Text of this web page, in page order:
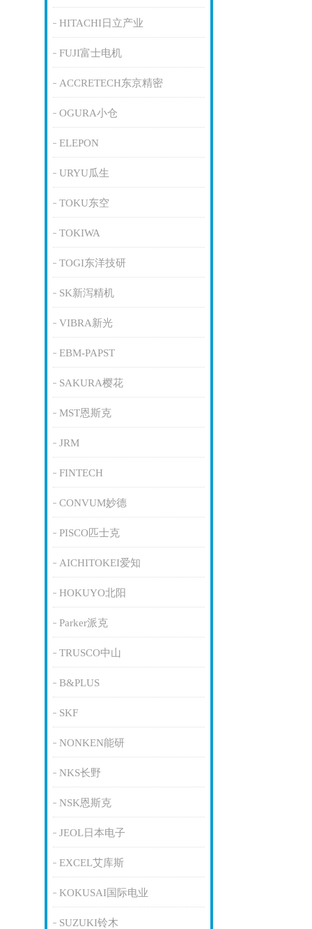
HITACHI日立产业
FUJI富士电机
ACCRETECH东京精密
OGURA小仓
ELEPON
URYU瓜生
TOKU东空
TOKIWA
TOGI东洋技研
SK新泻精机
VIBRA新光
EBM-PAPST
SAKURA樱花
MST恩斯克
JRM
FINTECH
CONVUM妙德
PISCO匹士克
AICHITOKEI爱知
HOKUYO北阳
Parker派克
TRUSCO中山
B&PLUS
SKF
NONKEN能研
NKS长野
NSK恩斯克
JEOL日本电子
EXCEL艾库斯
KOKUSAI国际电业
SUZUKI铃木